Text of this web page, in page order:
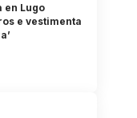
en Lugo
e vestimenta